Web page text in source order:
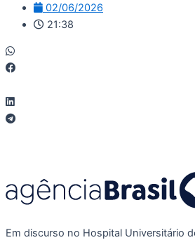
02/06/2026
21:38
Em discurso no Hospital Universitário